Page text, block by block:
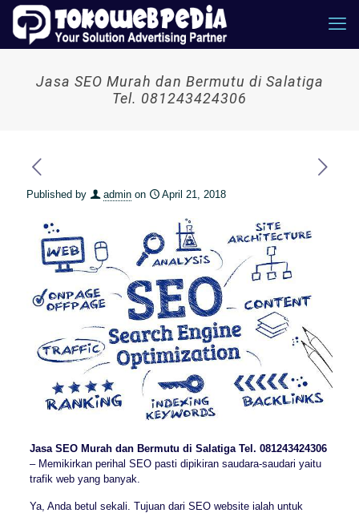
Jasa SEO Murah dan Bermutu di Salatiga
Tel. 081243424306
Published by admin on April 21, 2018
Jasa SEO Murah dan Bermutu di Salatiga Tel. 081243424306
– Memikirkan perihal SEO pasti dipikiran saudara-saudari yaitu
trafik web yang banyak.
Ya, Anda betul sekali. Tujuan dari SEO website ialah untuk